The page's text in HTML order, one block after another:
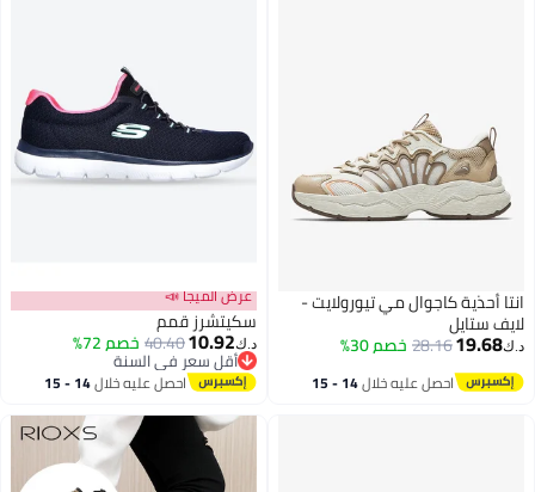
انتا أحذية كاجوال مي تيورولايت -
لايف ستايل
د.ك‏19.68
28.16خصم 30%
احصل عليه خلال 14 - 15
عرض الميجا 📣
سكيتشرز قمم
د.ك‏10.92
40.40خصم 72%
أقل سعر في السنة
أقل سعر في السنة
احصل عليه خلال 14 - 15